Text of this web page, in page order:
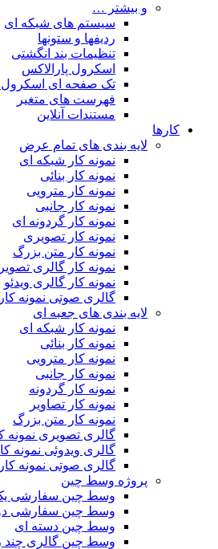
و بیشتر …
سیستم های شبکه ای
ردیفها و ستونها
تنظیمات بند انگشتی
اسکرول پارالاکس
تک صفحه ای اسکرول
فهرست های متغیر
مستندات آنلاین
کارها
لایه بندی های تمام عرض
نمونه کار شبکه ای
نمونه کار بنائی
نمونه کار مترویی
نمونه کار جانبی
نمونه کار گردونه ای
نمونه کار تصویری
نمونه کار متن بزرگ
نمونه کار گالری تصویر
نمونه کار گالری ویدئو
گالری صوتی نمونه کار
لایه بندی های جعبه ای
نمونه کار شبکه ای
نمونه کار بنائی
نمونه کار مترویی
نمونه کار جانبی
نمونه کار گردونه
نمونه کار تصاویر
نمونه کار متن بزرگ
گالری تصویری نمونه
گالری ویدوئی نمونه
گالری صوتی نمونه کار
پروژه وسط چین
وسط چین سفارشی
وسط چین سفارشی
وسط چین دسته ای
وسط چین گالری چند